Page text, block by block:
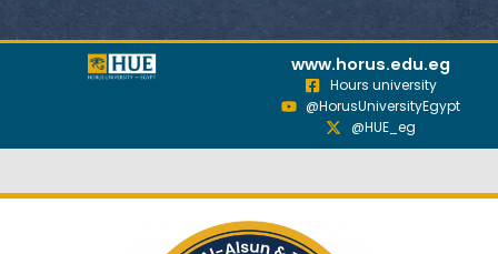
www.horus.edu.eg
Hours university
@HorusUniversityEgypt
@HUE_eg